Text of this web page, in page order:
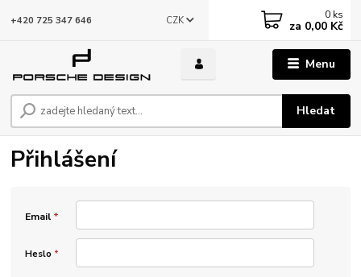
Menu
CZK
Hledat
+420 725 347 646 0 ks
za 0,00 Kč
Přihlášení
Email *
Heslo *